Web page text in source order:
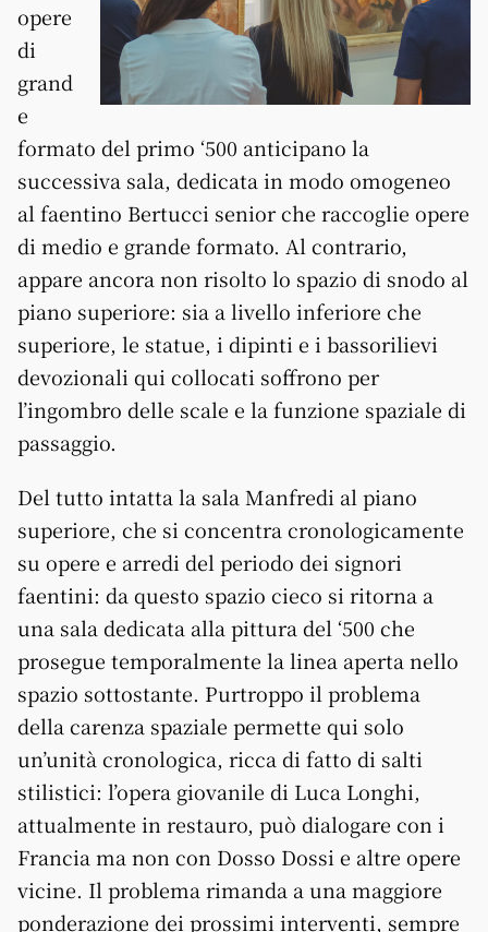
opere
di
grand
e
formato del primo ‘500 anticipano la
successiva sala, dedicata in modo omogeneo
al faentino Bertucci senior che raccoglie opere
di medio e grande formato. Al contrario,
appare ancora non risolto lo spazio di snodo al
piano superiore: sia a livello inferiore che
superiore, le statue, i dipinti e i bassorilievi
devozionali qui collocati soffrono per
l’ingombro delle scale e la funzione spaziale di
passaggio.
Del tutto intatta la sala Manfredi al piano
superiore, che si concentra cronologicamente
su opere e arredi del periodo dei signori
faentini: da questo spazio cieco si ritorna a
una sala dedicata alla pittura del ‘500 che
prosegue temporalmente la linea aperta nello
spazio sottostante. Purtroppo il problema
della carenza spaziale permette qui solo
un’unità cronologica, ricca di fatto di salti
stilistici: l’opera giovanile di Luca Longhi,
attualmente in restauro, può dialogare con i
Francia ma non con Dosso Dossi e altre opere
vicine. Il problema rimanda a una maggiore
ponderazione dei prossimi interventi, sempre